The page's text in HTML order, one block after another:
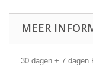
MEER
30 dagen + 7 dagen